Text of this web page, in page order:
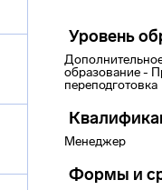
Уровень
образование -
переподготовка
Менеджер
Формы и